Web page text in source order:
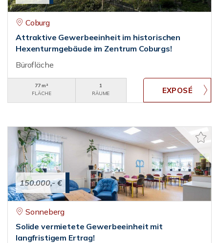
Coburg
Attraktive Gewerbeeinheit im historischen
Hexenturmgebäude im Zentrum Coburgs!
Bürofläche
77 m²
FLÄCHE
1
RÄUME
150.000,- €
Sonneberg
Solide vermietete Gewerbeeinheit mit
langfristigem Ertrag!